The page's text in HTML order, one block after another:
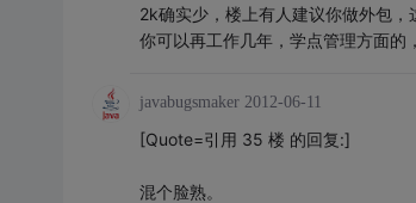
2k确实少，楼上有人建议你做外包，
你可以再工作几年，学点管理方面的
javabugsmaker 2012-06-11
[Quote=引用 35 楼 的回复:]
混个脸熟。